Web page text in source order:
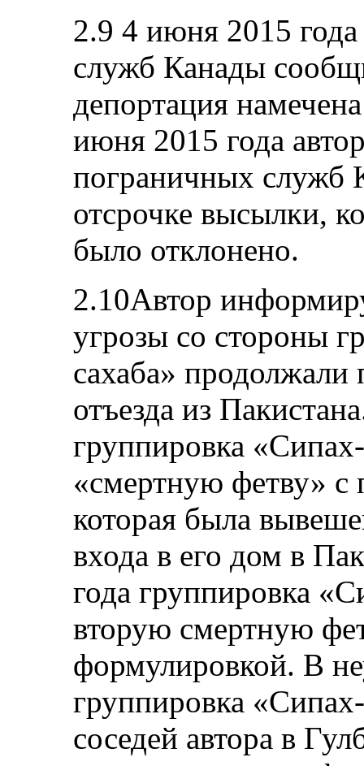
2.9 4 июня 2015
служб Канады
депортация
июня 2015 года
пограничных служб
отсрочке высылки,
было отклонено.
2.10Автор
угрозы со стороны
сахаба» продолжали
отъезда из
группировка
«смертную фетву» с
которая была
входа в его дом в
года группировка
вторую смертную
формулировкой. В
группировка
соседей автора в